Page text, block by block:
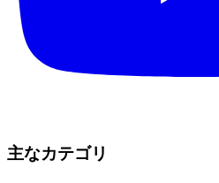
主なカテゴリ